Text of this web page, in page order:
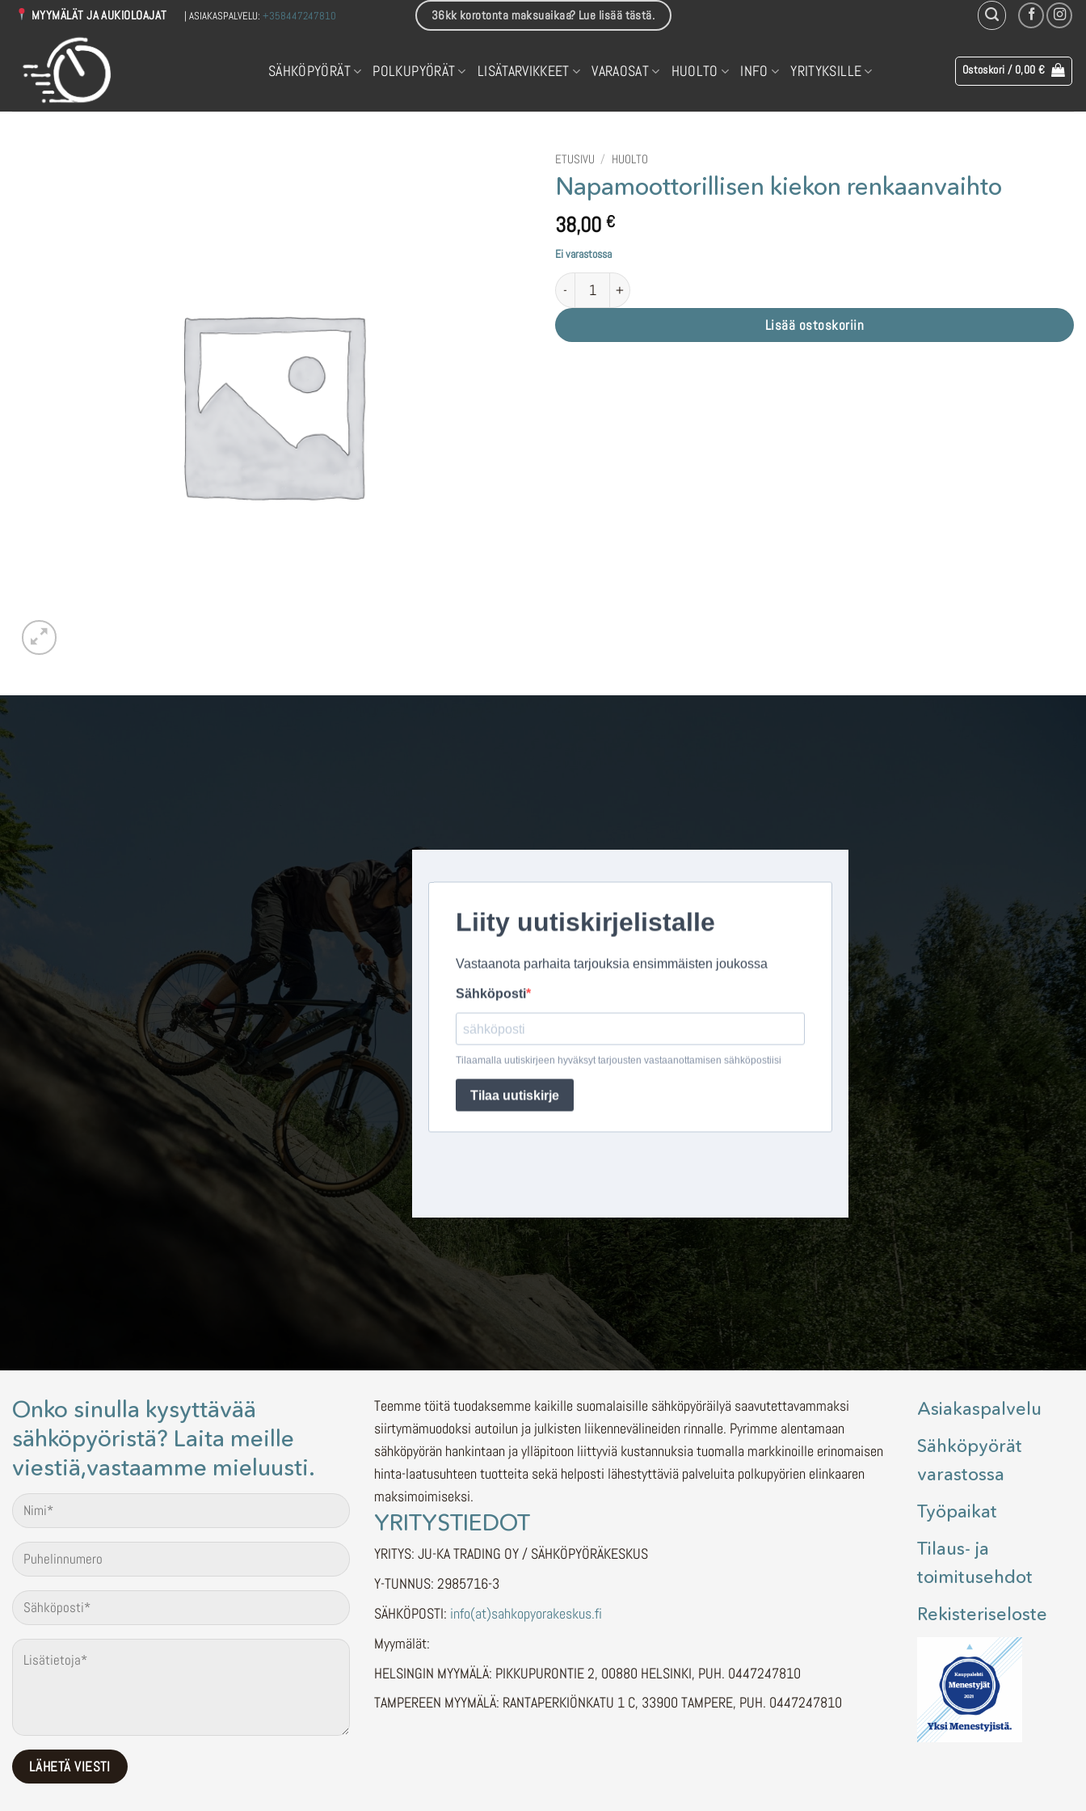
Skip
MYYMÄLÄT JA AUKIOLOAJAT | ASIAKASPALVELU:+358447247810 36kk korotonta maksuaikaa? Lue lisää tästä.
SÄHKÖPYÖRÄT POLKUPYÖRÄT LISÄTARVIKKEET VARAOSAT HUOLTO INFO YRITYKSILLE Ostoskori / 0,00 €
ETUSIVU / HUOLTO
Napamoottorillisen kiekon renkaanvaihto
38,00 €
Ei varastossa
Napamoottorillisen kiekon renkaanvaihto määrä
Lisää ostoskoriin
Onko sinulla kysyttävää
sähköpyöristä? Laita meille
viestiä,vastaamme mieluusti.
Teemme töitä tuodaksemme kaikille suomalaisille sähköpyöräilyä saavutettavammaksi
siirtymämuodoksi autoilun ja julkisten liikennevälineiden rinnalle. Pyrimme alentamaan
sähköpyörän hankintaan ja ylläpitoon liittyviä kustannuksia tuomalla markkinoille erinomaisen
hinta-laatusuhteen tuotteita sekä helposti lähestyttäviä palveluita polkupyörien elinkaaren
maksimoimiseksi.
YRITYSTIEDOT
YRITYS: JU-KA TRADING OY / SÄHKÖPYÖRÄKESKUS
Y-TUNNUS: 2985716-3
SÄHKÖPOSTI: info(at)sahkopyorakeskus.fi
Myymälät:
HELSINGIN MYYMÄLÄ: PIKKUPURONTIE 2, 00880 HELSINKI, PUH. 0447247810
TAMPEREEN MYYMÄLÄ: RANTAPERKIÖNKATU 1 C, 33900 TAMPERE, PUH. 0447247810
Asiakaspalvelu
Sähköpyörät
varastossa
Työpaikat
Tilaus- ja
toimitusehdot
Rekisteriseloste